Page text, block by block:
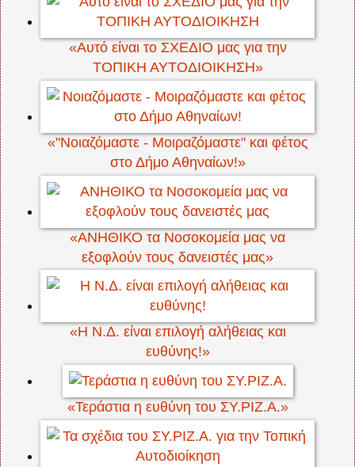
«Αυτό είναι το ΣΧΕΔΙΟ μας για την
ΤΟΠΙΚΗ ΑΥΤΟΔΙΟΙΚΗΣΗ»
«"Νοιαζόμαστε - Μοιραζόμαστε" και φέτος
στο Δήμο Αθηναίων!»
«ΑΝΗΘΙΚΟ τα Νοσοκομεία μας να
εξοφλούν τους δανειστές μας»
«Η Ν.Δ. είναι επιλογή αλήθειας και
ευθύνης!»
«Τεράστια η ευθύνη του ΣΥ.ΡΙΖ.Α.»